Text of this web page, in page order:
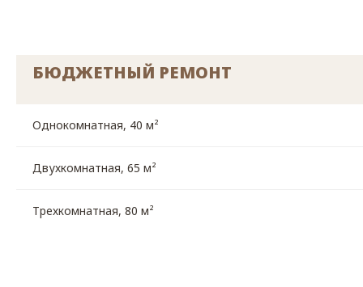
БЮДЖЕТНЫЙ РЕМОНТ
Однокомнатная, 40 м²
Двухкомнатная, 65 м²
Трехкомнатная, 80 м²